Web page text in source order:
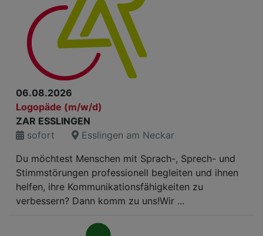
06.08.2026
Logopäde (m/w/d)
ZAR ESSLINGEN
sofort
Esslingen am Neckar
Du möchtest Menschen mit Sprach-, Sprech- und
Stimmstörungen professionell begleiten und ihnen
helfen, ihre Kommunikationsfähigkeiten zu
verbessern? Dann komm zu uns!Wir ...